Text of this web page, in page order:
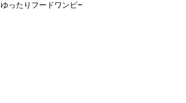
ゆったりフードワンピー